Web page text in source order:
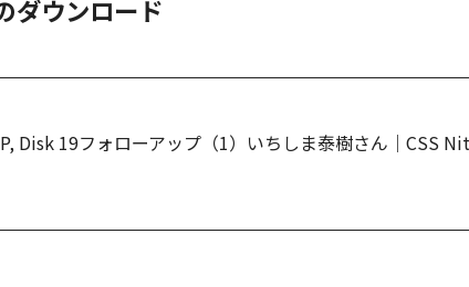
ダウンロード
Disk 19フォローアップ（1）いちしま泰樹さん｜CSS